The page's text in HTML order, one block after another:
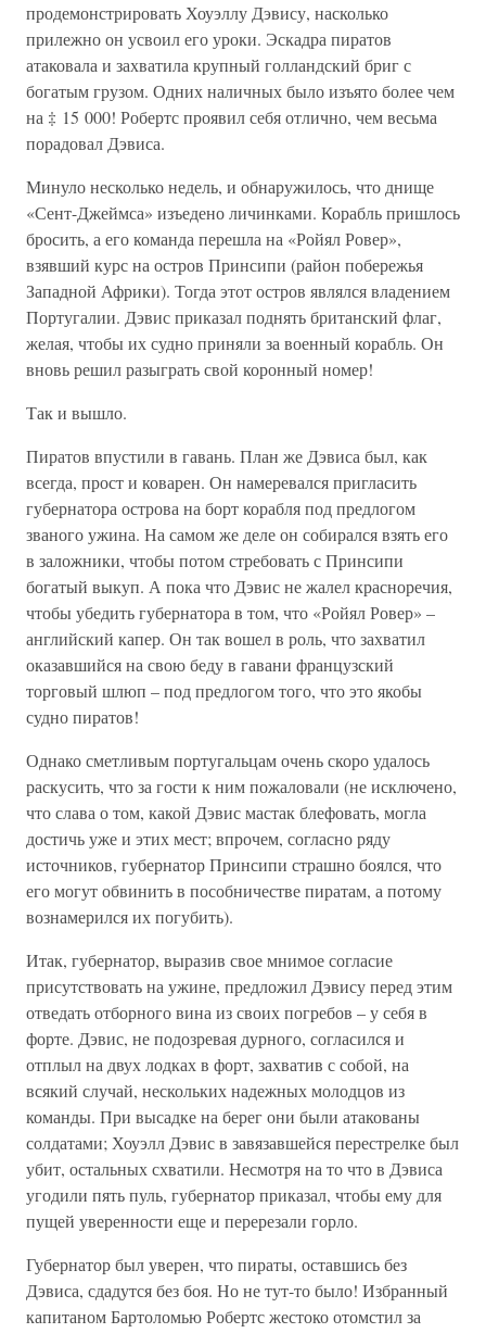
продемонстрировать Хоуэллу Дэвису, насколько
прилежно он усвоил его уроки. Эскадра пиратов
атаковала и захватила крупный голландский бриг с
богатым грузом. Одних наличных было изъято более чем
на ‡ 15 000! Робертс проявил себя отлично, чем весьма
порадовал Дэвиса.
Минуло несколько недель, и обнаружилось, что днище
«Сент-Джеймса» изъедено личинками. Корабль пришлось
бросить, а его команда перешла на «Ройял Ровер»,
взявший курс на остров Принсипи (район побережья
Западной Африки). Тогда этот остров являлся владением
Португалии. Дэвис приказал поднять британский флаг,
желая, чтобы их судно приняли за военный корабль. Он
вновь решил разыграть свой коронный номер!
Так и вышло.
Пиратов впустили в гавань. План же Дэвиса был, как
всегда, прост и коварен. Он намеревался пригласить
губернатора острова на борт корабля под предлогом
званого ужина. На самом же деле он собирался взять его
в заложники, чтобы потом стребовать с Принсипи
богатый выкуп. А пока что Дэвис не жалел красноречия,
чтобы убедить губернатора в том, что «Ройял Ровер» –
английский капер. Он так вошел в роль, что захватил
оказавшийся на свою беду в гавани французский
торговый шлюп – под предлогом того, что это якобы
судно пиратов!
Однако сметливым португальцам очень скоро удалось
раскусить, что за гости к ним пожаловали (не исключено,
что слава о том, какой Дэвис мастак блефовать, могла
достичь уже и этих мест; впрочем, согласно ряду
источников, губернатор Принсипи страшно боялся, что
его могут обвинить в пособничестве пиратам, а потому
вознамерился их погубить).
Итак, губернатор, выразив свое мнимое согласие
присутствовать на ужине, предложил Дэвису перед этим
отведать отборного вина из своих погребов – у себя в
форте. Дэвис, не подозревая дурного, согласился и
отплыл на двух лодках в форт, захватив с собой, на
всякий случай, нескольких надежных молодцов из
команды. При высадке на берег они были атакованы
солдатами; Хоуэлл Дэвис в завязавшейся перестрелке был
убит, остальных схватили. Несмотря на то что в Дэвиса
угодили пять пуль, губернатор приказал, чтобы ему для
пущей уверенности еще и перерезали горло.
Губернатор был уверен, что пираты, оставшись без
Дэвиса, сдадутся без боя. Но не тут-то было! Избранный
капитаном Бартоломью Робертс жестоко отомстил за